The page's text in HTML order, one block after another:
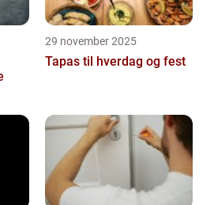
29 november 2025
Tapas til hverdag og fest